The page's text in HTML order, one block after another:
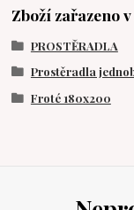
Zboží zařazeno
PROSTĚRADLA
Prostěradla
Froté 180x200